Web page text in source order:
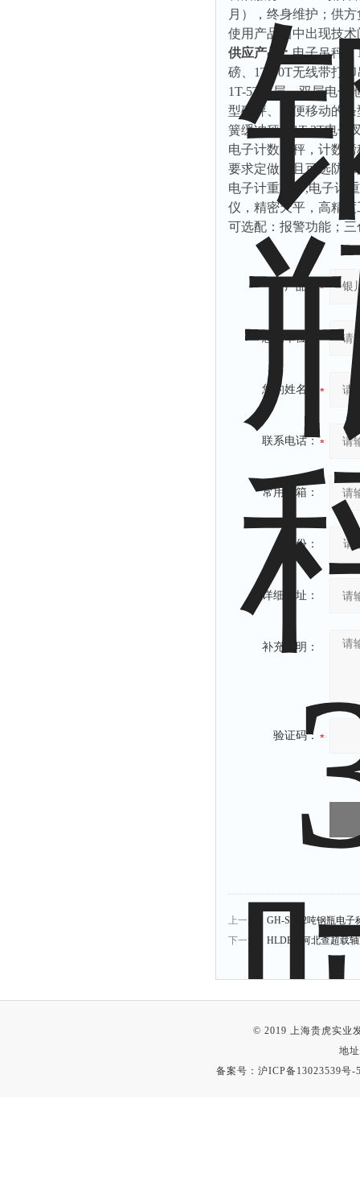
月），终身维护；供
使用产品当中出现技
供应产品：电子吊秤、
磅、 1T-50T无线带打印
1T-5T
单层、双层电子
型磅秤、方便移动的
簧缓冲秤、
1T-3T电子
电子计数台秤，计数
要求定做并且可选防水
电子计重天平,电子计
仪，精密天平，高精
可选配：报警功能；
产品：
您的单位：
您的姓名：
联系电话：
常用邮箱：
省份：
详细地址：
补充说明：
验证码：
上一篇： GH-SCS2吨钢瓶电子
下一篇： HLDB-1河北查超载
© 2019 上海贵虎实业
地
备案号：沪ICP备13023539号-